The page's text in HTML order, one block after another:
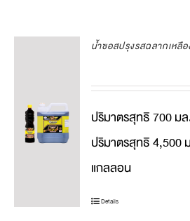
น้ำซอสปรุงรสฉลากเหลื
ปริมาตรสุทธิ 700 ม
ปริมาตรสุทธิ 4,500
แกลลอน
Details